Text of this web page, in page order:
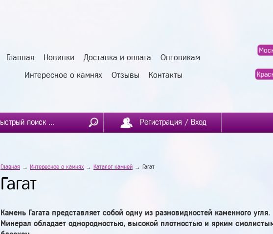
Главная Новинки Доставка и оплата Оптовикам
Интересное о камнях Отзывы Контакты
Регистрация / Вход
Главная → Интересное о камнях → Каталог камней → Гагат
Гагат
Камень Гагата представляет собой одну из разновидностей каменного угля.
Минерал обладает однородностью, высокой плотностью и ярким